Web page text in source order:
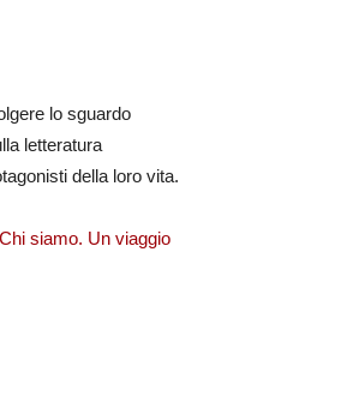
lo sguardo
letteratura
della loro vita.
Chi siamo. Un viaggio